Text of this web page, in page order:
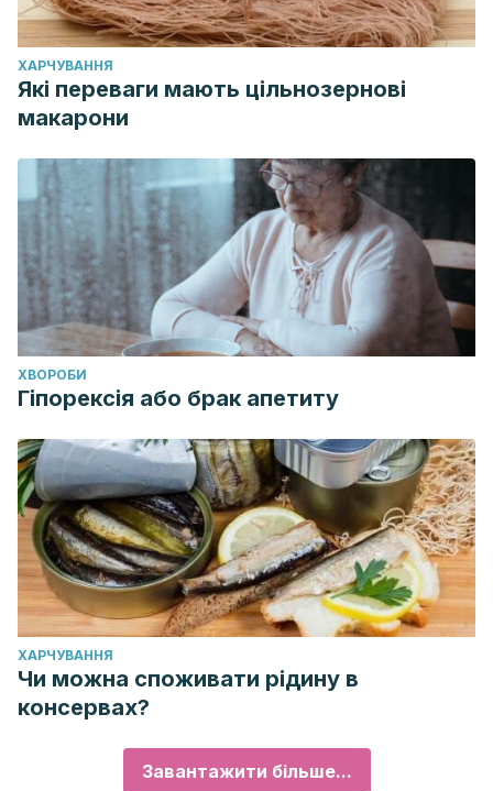
ХАРЧУВАННЯ
Які переваги мають цільнозернові
макарони
ХВОРОБИ
Гіпорексія або брак апетиту
ХАРЧУВАННЯ
Чи можна споживати рідину в
консервах?
Завантажити більше...